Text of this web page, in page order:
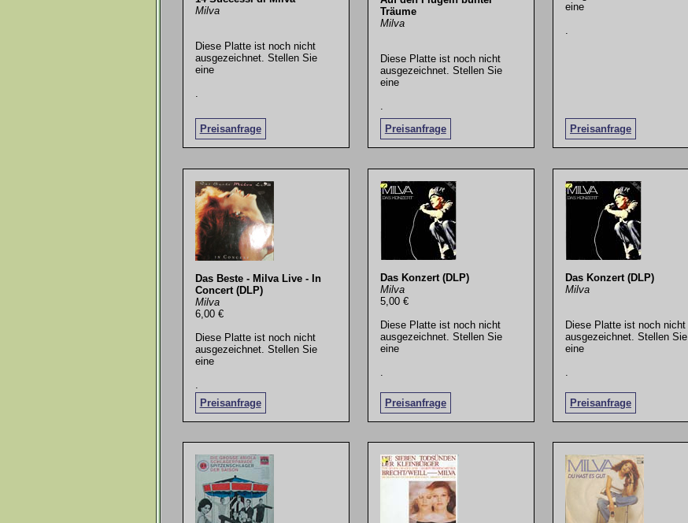
Milva
Diese Platte ist noch nicht
ausgezeichnet. Stellen Sie
eine
Preisanfrage
Träume
Milva
Diese Platte ist noch nicht
ausgezeichnet. Stellen Sie
eine
Preisanfrage
eine
Preisanfrage
Das Beste - Milva Live - In
Concert (DLP)
Milva
6,00 €
Diese Platte ist noch nicht
ausgezeichnet. Stellen Sie
eine
Preisanfrage
.
Das Konzert (DLP)
Milva
5,00 €
Diese Platte ist noch nicht
ausgezeichnet. Stellen Sie
eine
Preisanfrage
.
Das Konzert (DLP)
Milva
Diese Platte ist noch nicht
ausgezeichnet. Stellen Sie
eine
Preisanfrage
.